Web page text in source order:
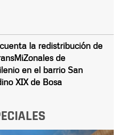
la redistribución de
de
en el barrio San
XIX de Bosa